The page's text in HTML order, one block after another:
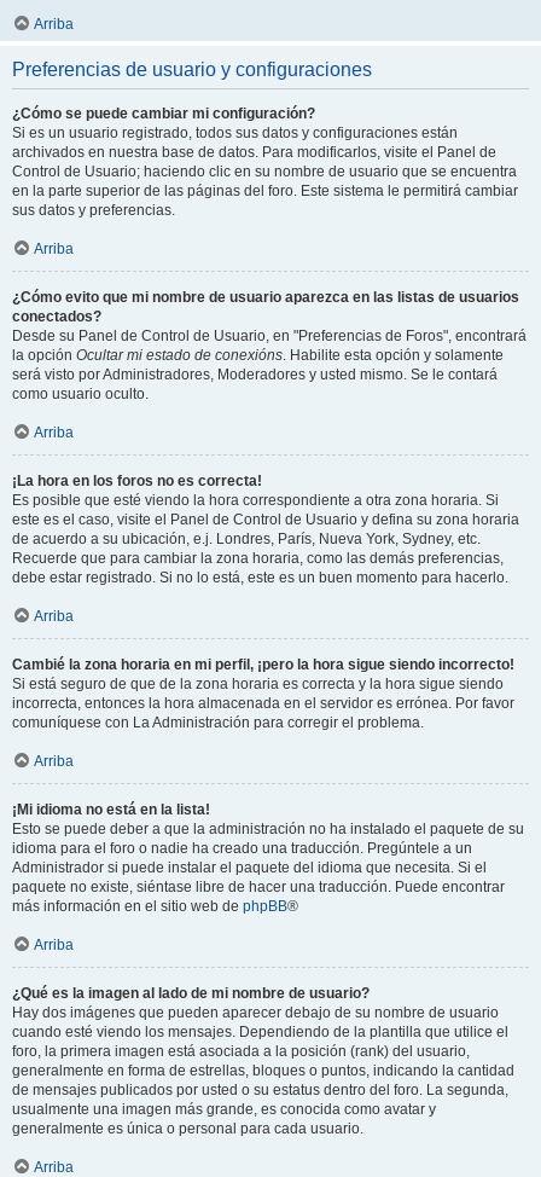
Arriba
Preferencias de usuario y configuraciones
¿Cómo se puede cambiar mi configuración?
Si es un usuario registrado, todos sus datos y configuraciones están
archivados en nuestra base de datos. Para modificarlos, visite el Panel de
Control de Usuario; haciendo clic en su nombre de usuario que se encuentra
en la parte superior de las páginas del foro. Este sistema le permitirá cambiar
sus datos y preferencias.
Arriba
¿Cómo evito que mi nombre de usuario aparezca en las listas de usuarios
conectados?
Desde su Panel de Control de Usuario, en "Preferencias de Foros", encontrará
la opción Ocultar mi estado de conexións. Habilite esta opción y solamente
será visto por Administradores, Moderadores y usted mismo. Se le contará
como usuario oculto.
Arriba
¡La hora en los foros no es correcta!
Es posible que esté viendo la hora correspondiente a otra zona horaria. Si
este es el caso, visite el Panel de Control de Usuario y defina su zona horaria
de acuerdo a su ubicación, e.j. Londres, París, Nueva York, Sydney, etc.
Recuerde que para cambiar la zona horaria, como las demás preferencias,
debe estar registrado. Si no lo está, este es un buen momento para hacerlo.
Arriba
Cambié la zona horaria en mi perfil, ¡pero la hora sigue siendo incorrecto!
Si está seguro de que de la zona horaria es correcta y la hora sigue siendo
incorrecta, entonces la hora almacenada en el servidor es errónea. Por favor
comuníquese con La Administración para corregir el problema.
Arriba
¡Mi idioma no está en la lista!
Esto se puede deber a que la administración no ha instalado el paquete de su
idioma para el foro o nadie ha creado una traducción. Pregúntele a un
Administrador si puede instalar el paquete del idioma que necesita. Si el
paquete no existe, siéntase libre de hacer una traducción. Puede encontrar
más información en el sitio web de phpBB®
Arriba
¿Qué es la imagen al lado de mi nombre de usuario?
Hay dos imágenes que pueden aparecer debajo de su nombre de usuario
cuando esté viendo los mensajes. Dependiendo de la plantilla que utilice el
foro, la primera imagen está asociada a la posición (rank) del usuario,
generalmente en forma de estrellas, bloques o puntos, indicando la cantidad
de mensajes publicados por usted o su estatus dentro del foro. La segunda,
usualmente una imagen más grande, es conocida como avatar y
generalmente es única o personal para cada usuario.
Arriba